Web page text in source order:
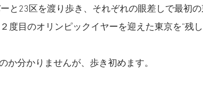
ーと23区を渡り歩き、それぞれの眼差しで最初
度目のオリンピックイヤーを迎えた東京を”残
か分かりませんが、歩き初めます。